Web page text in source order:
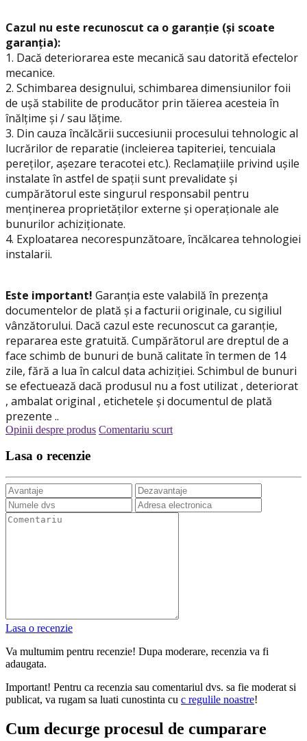
Cazul nu este recunoscut ca o garanție (și scoate
garanția):
1. Dacă deteriorarea este mecanică sau datorită efectelor
mecanice.
2. Schimbarea designului, schimbarea dimensiunilor foii
de ușă stabilite de producător prin tăierea acesteia în
înălțime și / sau lățime.
3. Din cauza încălcării succesiunii procesului tehnologic al
lucrărilor de reparatie (incleierea tapiteriei, tencuiala
pereților, așezare teracotei etc.). Reclamațiile privind ușile
instalate în astfel de spații sunt prevalidate și
cumpărătorul este singurul responsabil pentru
menținerea proprietăților externe și operaționale ale
bunurilor achiziționate.
4. Exploatarea necorespunzătoare, încălcarea tehnologiei
instalarii.
Este important! Garanția este valabilă în prezența
documentelor de plată și a facturii originale, cu sigiliul
vânzătorului. Dacă cazul este recunoscut ca garanție,
repararea este gratuită. Cumpărătorul are dreptul de a
face schimb de bunuri de bună calitate în termen de 14
zile, fără a lua în calcul data achiziției. Schimbul de bunuri
se efectuează dacă produsul nu a fost utilizat , deteriorat
, ambalat original , etichetele și documentul de plată
prezente ..
Opinii despre produs Comentariu scurt
Lasa o recenzie
Lasa o recenzie
Va multumim pentru recenzie! Dupa moderare, recenzia va fi
adaugata.
Important! Pentru ca recenzia sau comentariul dvs. sa fie moderat si
publicat, va rugam sa luati cunostinta cu с regulile noastre!
Cum decurge procesul de cumparare